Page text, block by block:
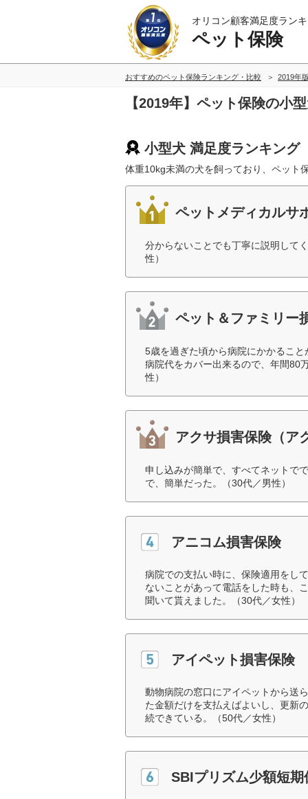
オリコン顧客満足度ラン
ペット保険
おすすめのペット保険ランキング・比較 2019年
【2019年】ペット保険の小
小型犬 満足度ランキング
体重10kg未満の犬を飼っており、ペット
ペットメディカルサ
分からないことでも丁寧に説明して
性）
ペット＆ファミリー
5歳を過ぎた頃から病院にかかるこ
病院代をカバー出来るので、年間80
性）
アクサ損害保険（ア
申し込みが簡単で、すべてネットで
で、簡単だった。（30代／男性）
アニコム損害保険
病院での支払い時に、保険適用をし
ないことがあって電話をした時も、
聞いて貰えました。（30代／女性）
アイペット損害保険
動物病院の窓口にアイペットから送
た金額だけを支払えばよいし、更新
続できている。（50代／女性）
SBIプリズム少額短